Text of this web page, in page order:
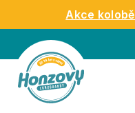
obsah
Akce